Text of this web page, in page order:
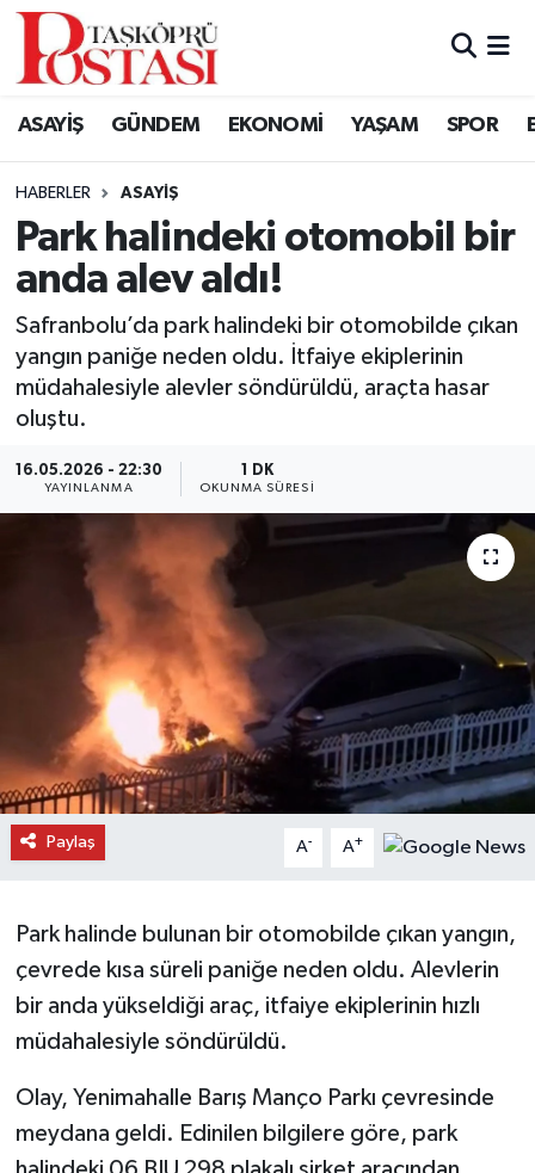
ASAYİŞ GÜNDEM EKONOMİ YAŞAM SPOR
HABERLER ASAYIŞ
Park halindeki otomobil bir
anda alev aldı!
Safranbolu’da park halindeki bir otomobilde çıkan
yangın paniğe neden oldu. İtfaiye ekiplerinin
müdahalesiyle alevler söndürüldü, araçta hasar
oluştu.
16.05.2026 - 22:30
YAYINLANMA
1 DK
OKUNMA SÜRESI
Paylaş A- A+
Park halinde bulunan bir otomobilde çıkan yangın,
çevrede kısa süreli paniğe neden oldu. Alevlerin
bir anda yükseldiği araç, itfaiye ekiplerinin hızlı
müdahalesiyle söndürüldü.
Olay, Yenimahalle Barış Manço Parkı çevresinde
meydana geldi. Edinilen bilgilere göre, park
Kastamonu Vefat Edenler
Araç Haberleri
Azdavay Haberleri
Bozkurt Haberleri
Cide Haberleri
Daday Haberleri
Devrekani Haberleri
Doğanyurt Haberleri
Hanönü Haberleri
İhsangazi Haberleri
Küre Haberleri
Merkez Haberleri
Şenpazar Haberleri